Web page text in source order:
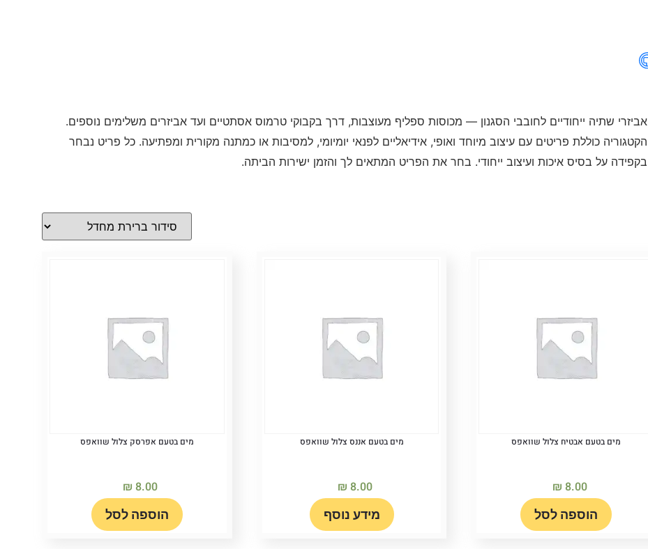
אביזרי שתיה ייחודיים לחובבי הסגנון — מכוסות ספליף מעוצבות, דרך בקבוקי טרמוס אסתטיים ועד אביזרים משלימים נוספים.
הקטגוריה כוללת פריטים עם עיצוב מיוחד ואופי, אידיאליים לפנאי יומיומי, למסיבות או כמתנה מקורית ומפתיעה. כל פריט נבחר
בקפידה על בסיס איכות ועיצוב ייחודי. בחר את הפריט המתאים לך והזמן ישירות הביתה.
מים בטעם אבטיח צלול שוואפס
₪ 8.00
הוספה לסל
מים בטעם אננס צלול שוואפס
₪ 8.00
מידע נוסף
מים בטעם אפרסק צלול שוואפס
₪ 8.00
הוספה לסל